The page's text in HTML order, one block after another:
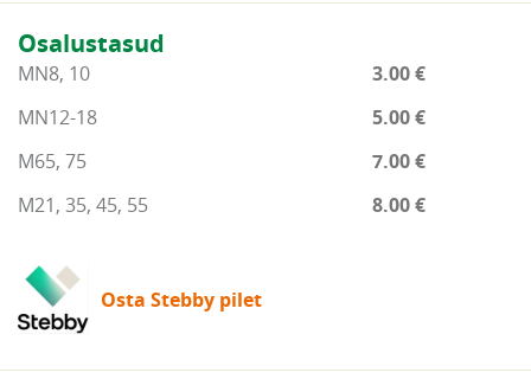
Osalustasud
MN8, 10
3.00 €
MN12-18
5.00 €
M65, 75
7.00 €
M21, 35, 45, 55
8.00 €
Osta Stebby pilet